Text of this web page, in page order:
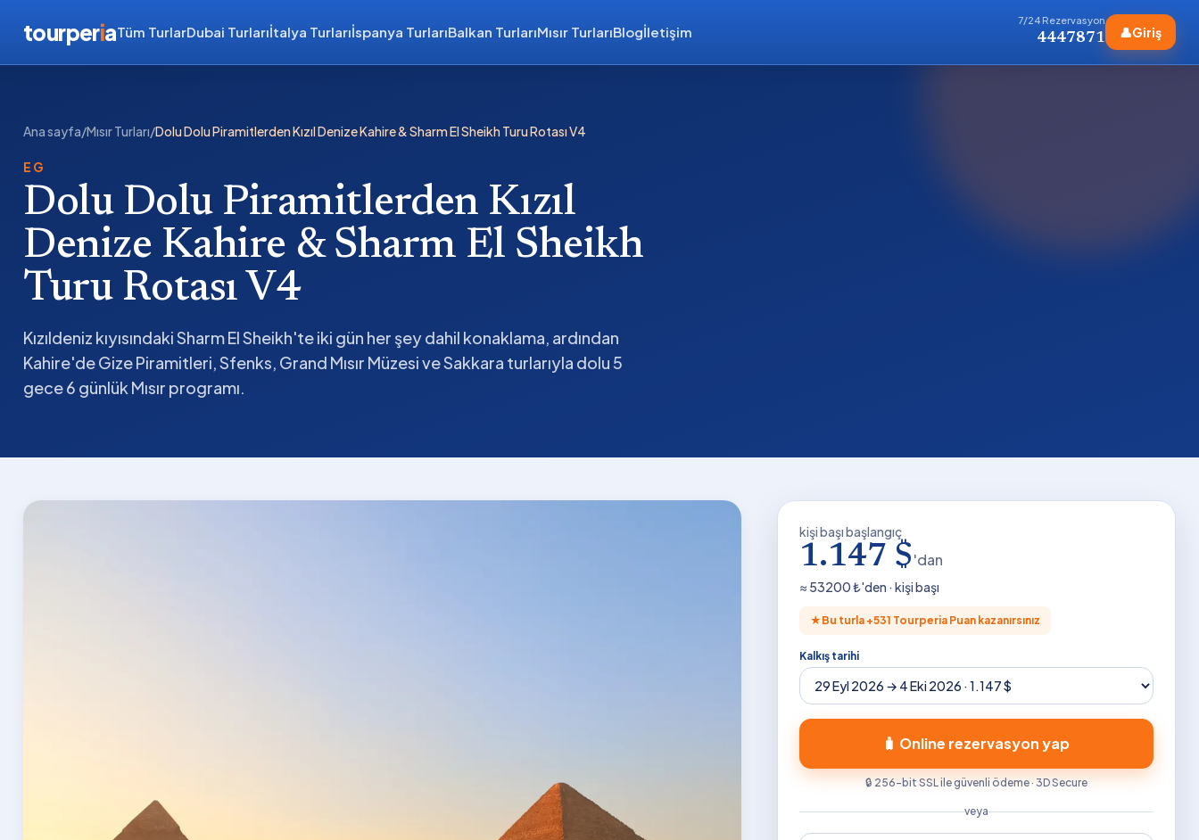
tourperiaTüm TurlarDubai Turlarıİtalya Turlarıİspanya TurlarıBalkan TurlarıMısır TurlarıBlogİletişim
7/24 Rezervasyon
4447871 👤Giriş
Ana sayfa/Mısır Turları/Dolu Dolu Piramitlerden Kızıl Denize Kahire & Sharm El Sheikh Turu Rotası V4
EG
Dolu Dolu Piramitlerden Kızıl
Denize Kahire & Sharm El Sheikh
Turu Rotası V4
Kızıldeniz kıyısındaki Sharm El Sheikh'te iki gün her şey dahil konaklama, ardından
Kahire'de Gize Piramitleri, Sfenks, Grand Mısır Müzesi ve Sakkara turlarıyla dolu 5
gece 6 günlük Mısır programı.
kişi başı başlangıç
1.147 $'dan
≈ 53200₺'den · kişi başı
★ Bu turla +531 Tourperia Puan kazanırsınız
Kalkış tarihi
🧳 Online rezervasyon yap
🔒 256-bit SSL ile güvenli ödeme · 3D Secure
veya